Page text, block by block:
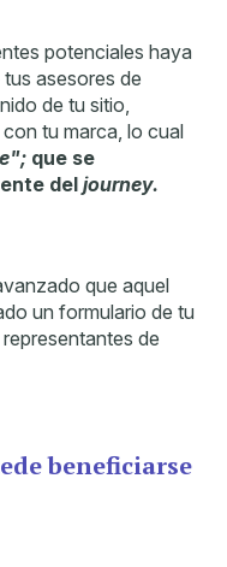
potenciales haya
asesores de
de tu sitio,
tu marca, lo cual
que se
del journey.
que aquel
un formulario de tu
de
beneficiarse